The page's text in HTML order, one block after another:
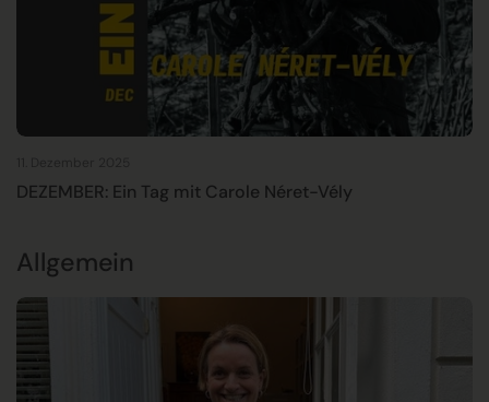
DEZEMBER: Ein Tag mit Carole Néret-Vély
Allgemein